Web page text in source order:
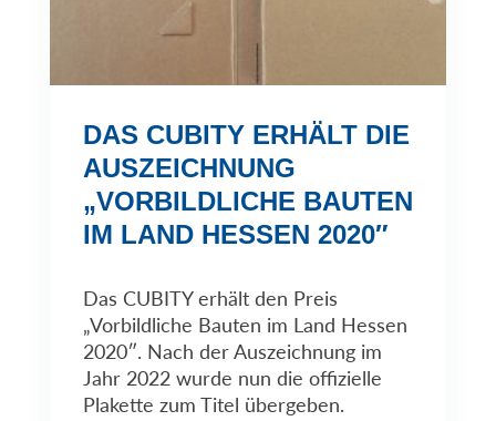
DAS CUBITY ERHÄLT DIE
AUSZEICHNUNG
„VORBILDLICHE BAUTEN
IM LAND HESSEN 2020″
Das CUBITY erhält den Preis
„Vorbildliche Bauten im Land Hessen
2020″. Nach der Auszeichnung im
Jahr 2022 wurde nun die offizielle
Plakette zum Titel übergeben.